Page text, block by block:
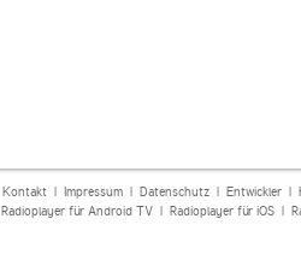
Kontakt| Impressum| Datenschutz| Entwickler|
Radioplayer für Android TV| Radioplayer für iOS|